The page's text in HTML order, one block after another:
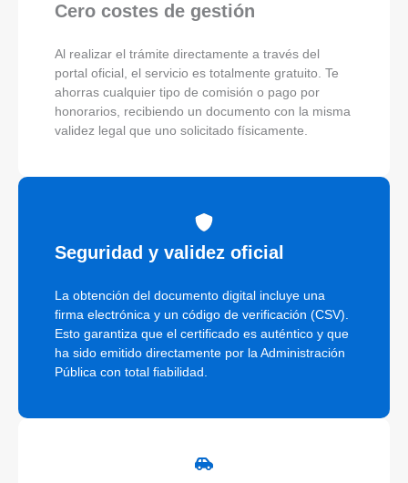
Cero costes de gestión
Al realizar el trámite directamente a través del
portal oficial, el servicio es totalmente gratuito. Te
ahorras cualquier tipo de comisión o pago por
honorarios, recibiendo un documento con la misma
validez legal que uno solicitado físicamente.
Seguridad y validez oficial
La obtención del documento digital incluye una
firma electrónica y un código de verificación (CSV).
Esto garantiza que el certificado es auténtico y que
ha sido emitido directamente por la Administración
Pública con total fiabilidad.